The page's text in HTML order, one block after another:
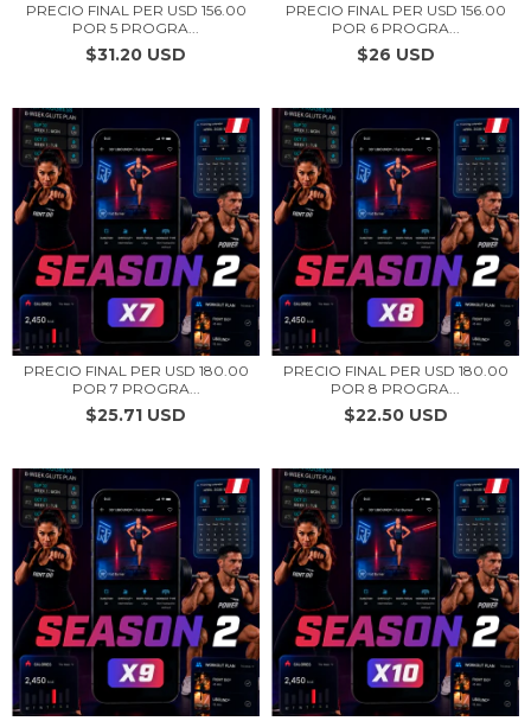
PRECIO FINAL PER USD 156.00
POR 5 PROGRA...
$31.20 USD
PRECIO FINAL PER USD 156.00
POR 6 PROGRA...
$26 USD
PRECIO FINAL PER USD 180.00
POR 7 PROGRA...
$25.71 USD
PRECIO FINAL PER USD 180.00
POR 8 PROGRA...
$22.50 USD